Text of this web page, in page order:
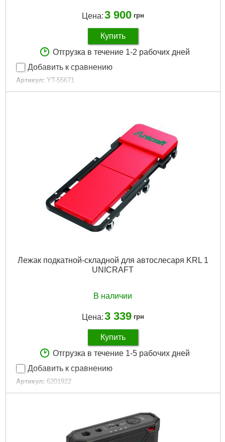
Цена:3 900 грн
Купить
Отгрузка в течение 1-2 рабочих дней
Добавить к сравнению
Артикул: YT-55671
Код товара: 31.20.35
Лежак подкатной-складной для автослесаря KRL 1
UNICRAFT
В наличии
Цена:3 339 грн
Купить
Отгрузка в течение 1-5 рабочих дней
Добавить к сравнению
Артикул: 6201922
Код товара: 31.22.37
Подробнее...